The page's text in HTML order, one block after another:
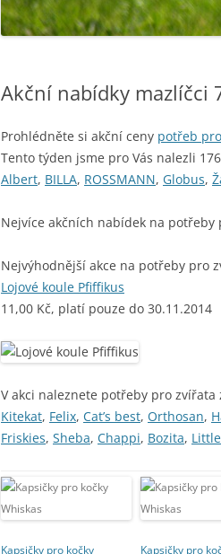
Akční nabídky mazlíčci
Prohlédněte si akční ceny potřeb
Tento týden jsme pro Vás nalezli
Albert, BILLA, ROSSMANN, Globus,
Nejvíce akčních nabídek na potřeby
Nejvýhodnější akce na potřeby pro
Lojové koule Pfiffikus
11,00 Kč, platí pouze do 30.11.2014
V akci naleznete potřeby pro zvířata
Kitekat, Felix, Cat’s best, Orthosan,
Friskies, Sheba, Chappi, Bozita,
Kapsičky pro kočky
Kapsičky pro